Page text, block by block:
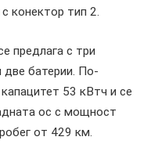
конектор тип 2.
предлага с три
две батерии. По-
53 кВтч и се
ос с мощност
от 429 км.